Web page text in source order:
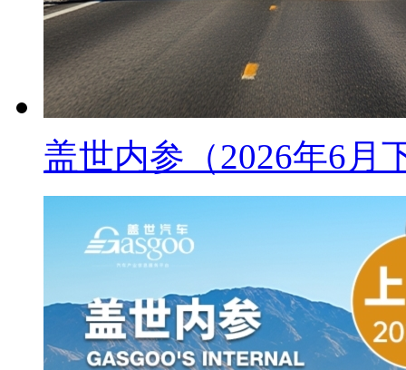
盖世内参（2026年6月